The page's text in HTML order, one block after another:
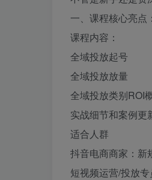
一、课程核心亮点
课程内容：
全域投放起号
全域投放放量
全域投放类别ROI
实战细节和案例更
适合人群
抖音电商商家：新
短视频运营/投放